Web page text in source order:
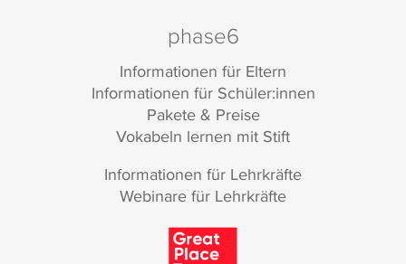
phase6
Informationen für Eltern
Informationen für Schüler:innen
Pakete & Preise
Vokabeln lernen mit Stift
Informationen für Lehrkräfte
Webinare für Lehrkräfte